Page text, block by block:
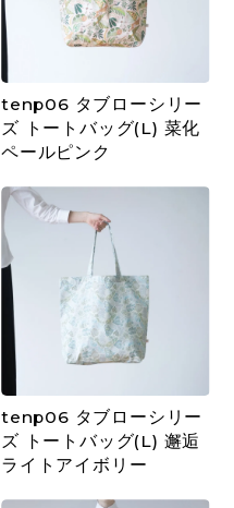
tenp06 タブローシリー
ズ トートバッグ(L) 菜化
ペールピンク
tenp06 タブローシリー
ズ トートバッグ(L) 邂逅
ライトアイボリー